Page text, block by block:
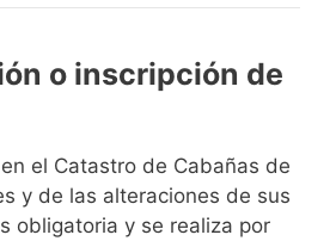
o inscripción de
el Catastro de Cabañas de
y de las alteraciones de sus
obligatoria y se realiza por